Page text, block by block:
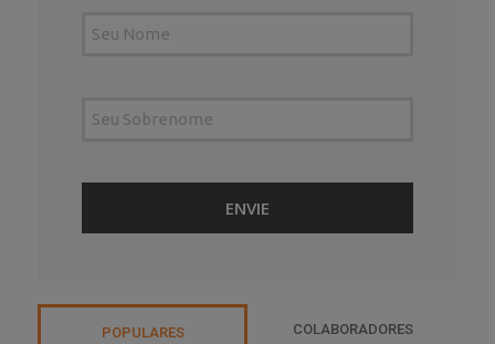
POPULARES COLABORADORES